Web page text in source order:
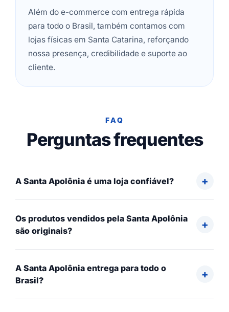
Além do e-commerce com entrega rápida
para todo o Brasil, também contamos com
lojas físicas em Santa Catarina, reforçando
nossa presença, credibilidade e suporte ao
cliente.
FAQ
Perguntas frequentes
A Santa Apolônia é uma loja confiável?
Os produtos vendidos pela Santa Apolônia
são originais?
A Santa Apolônia entrega para todo o
Brasil?